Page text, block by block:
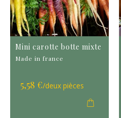
Mini carotte botte mixte
Made in france
5,58 €/deux pièces